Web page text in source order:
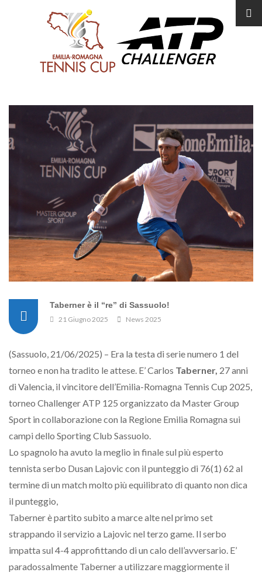
Taberner è il “re” di Sassuolo!
21 Giugno 2025 News 2025
(Sassuolo, 21/06/2025) – Era la testa di serie numero 1 del
torneo e non ha tradito le attese. E’ Carlos Taberner, 27 anni
di Valencia, il vincitore dell’Emilia-Romagna Tennis Cup 2025,
torneo Challenger ATP 125 organizzato da Master Group
Sport in collaborazione con la Regione Emilia Romagna sui
campi dello Sporting Club Sassuolo.
Lo spagnolo ha avuto la meglio in finale sul più esperto
tennista serbo Dusan Lajovic con il punteggio di 76(1) 62 al
termine di un match molto più equilibrato di quanto non dica
il punteggio,
Taberner è partito subito a marce alte nel primo set
strappando il servizio a Lajovic nel terzo game. Il serbo
impatta sul 4-4 approfittando di un calo dell’avversario. E’
paradossalmente Taberner a utilizzare maggiormente il